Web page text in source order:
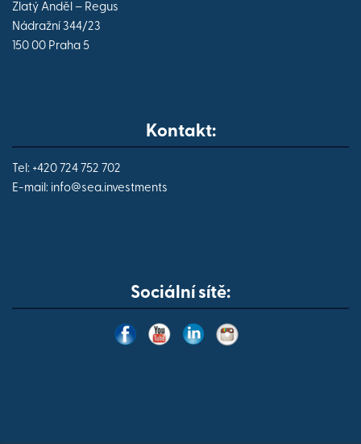
Zlatý Anděl – Regus
Nádražní 344/23
150 00 Praha 5
Kontakt:
Tel: +420 724 752 702
E-mail: info@sea.investments
Sociální sítě: